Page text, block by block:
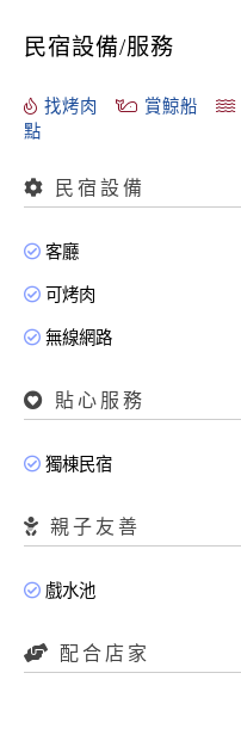
民宿設備/服務
找烤肉 賞鯨船
點
民宿設備
客廳
可烤肉
無線網路
貼心服務
獨棟民宿
親子友善
戲水池
配合店家